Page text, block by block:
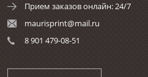
Прием заказов онлайн: 24/7
maurisprint@mail.ru
8 901 479-08-51